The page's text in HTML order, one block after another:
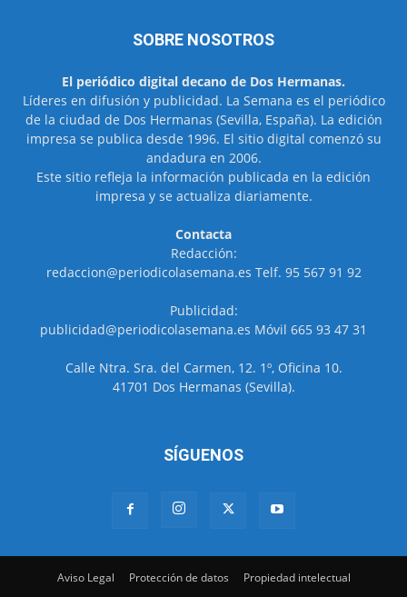
SOBRE NOSOTROS
El periódico digital decano de Dos Hermanas.
Líderes en difusión y publicidad. La Semana es el periódico
de la ciudad de Dos Hermanas (Sevilla, España). La edición
impresa se publica desde 1996. El sitio digital comenzó su
andadura en 2006.
Este sitio refleja la información publicada en la edición
impresa y se actualiza diariamente.
Contacta
Redacción:
redaccion@periodicolasemana.es Telf. 95 567 91 92
Publicidad:
publicidad@periodicolasemana.es Móvil 665 93 47 31
Calle Ntra. Sra. del Carmen, 12. 1º, Oficina 10.
41701 Dos Hermanas (Sevilla).
SÍGUENOS
Aviso Legal Protección de datos Propiedad intelectual